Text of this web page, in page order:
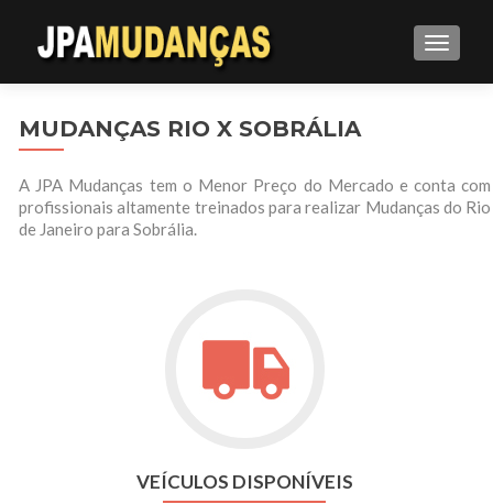
MUDANÇAS RIO X SOBRÁLIA
A JPA Mudanças tem o Menor Preço do Mercado e conta com
profissionais altamente treinados para realizar Mudanças do Rio
de Janeiro para Sobrália.
VEÍCULOS DISPONÍVEIS